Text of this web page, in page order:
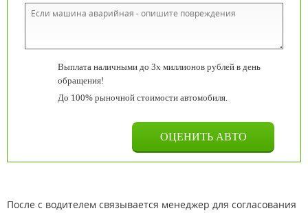
Выплата наличными до 3х миллионов рублей в день
обращения!
До 100% рыночной стоимости автомобиля.
После с водителем связывается менеджер для согласования